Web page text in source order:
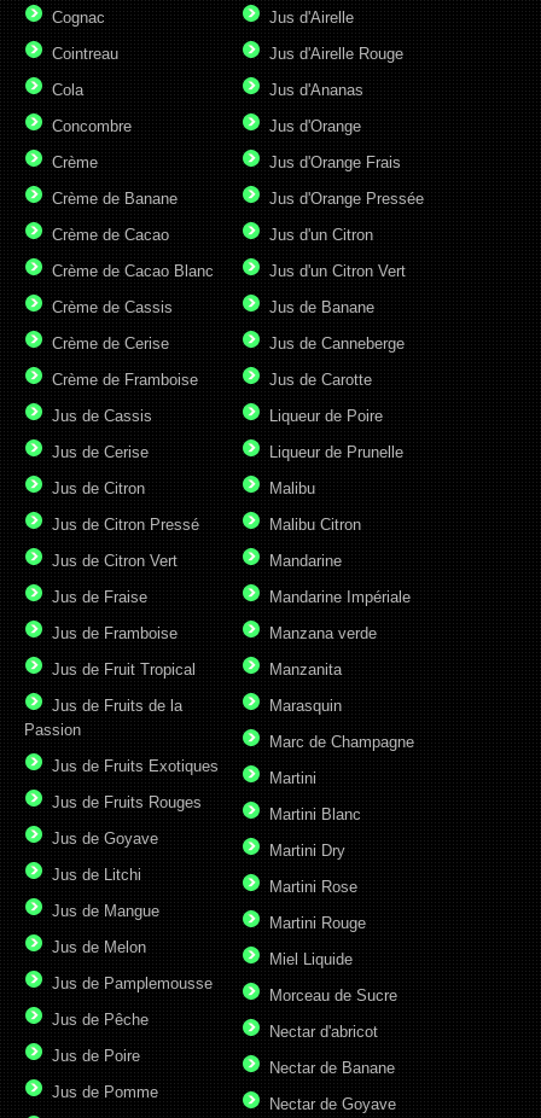
Cognac
Cointreau
Cola
Concombre
Crème
Crème de Banane
Crème de Cacao
Crème de Cacao Blanc
Crème de Cassis
Crème de Cerise
Crème de Framboise
Jus d'Airelle
Jus d'Airelle Rouge
Jus d'Ananas
Jus d'Orange
Jus d'Orange Frais
Jus d'Orange Pressée
Jus d'un Citron
Jus d'un Citron Vert
Jus de Banane
Jus de Canneberge
Jus de Carotte
Jus de Cassis
Jus de Cerise
Jus de Citron
Jus de Citron Pressé
Jus de Citron Vert
Jus de Fraise
Jus de Framboise
Jus de Fruit Tropical
Jus de Fruits de la
Passion
Jus de Fruits Exotiques
Jus de Fruits Rouges
Jus de Goyave
Jus de Litchi
Jus de Mangue
Jus de Melon
Jus de Pamplemousse
Jus de Pêche
Jus de Poire
Jus de Pomme
Liqueur de Poire
Liqueur de Prunelle
Malibu
Malibu Citron
Mandarine
Mandarine Impériale
Manzana verde
Manzanita
Marasquin
Marc de Champagne
Martini
Martini Blanc
Martini Dry
Martini Rose
Martini Rouge
Miel Liquide
Morceau de Sucre
Nectar d'abricot
Nectar de Banane
Nectar de Goyave